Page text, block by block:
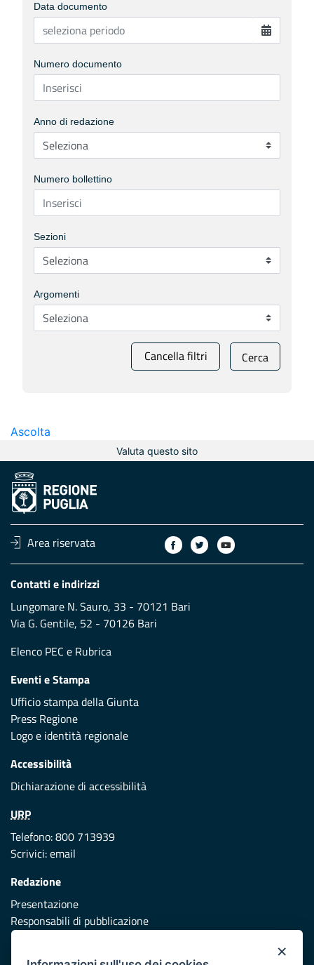
Data documento
Numero documento
Anno di redazione
Numero bollettino
Sezioni
Argomenti
Cancella filtri Cerca
Ascolta
Valuta questo sito
Area riservata
Contatti e indirizzi
Lungomare N. Sauro, 33 - 70121 Bari
Via G. Gentile, 52 - 70126 Bari
Elenco PEC e Rubrica
Eventi e Stampa
Ufficio stampa della Giunta
Press Regione
Logo e identità regionale
Accessibilità
Dichiarazione di accessibilità
URP
Telefono: 800 713939
Scrivici:email
Redazione
Presentazione
Responsabili di pubblicazione
×